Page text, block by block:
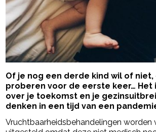
Of je nog een derde kind wil of
proberen voor de eerste keer… Het
over je toekomst en je
denken in een tijd van een
Vruchtbaarheidsbehandelingen worden